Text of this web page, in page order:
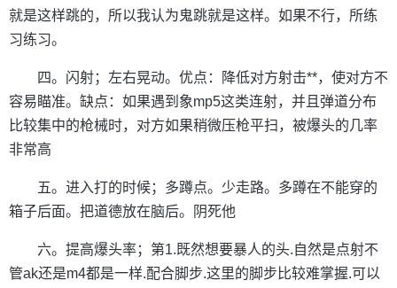
就是这样跳的，所以我认为鬼跳就是这样。如果不行，所练
习练习。
四。闪射；左右晃动。优点：降低对方射击**，使对方不
容易瞄准。缺点：如果遇到象mp5这类连射，并且弹道分布
比较集中的枪械时，对方如果稍微压枪平扫，被爆头的几率
非常高
五。进入打的时候；多蹲点。少走路。多蹲在不能穿的
箱子后面。把道德放在脑后。阴死他
六。提高爆头率；第1.既然想要暴人的头.自然是点射不
管ak还是m4都是一样.配合脚步.这里的脚步比较难掌握.可以